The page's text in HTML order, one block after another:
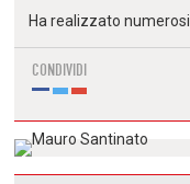
Ha realizzato
CONDIVIDI